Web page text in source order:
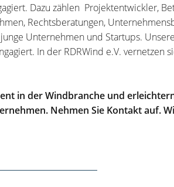
Dazu zählen Projektentwickler,
Rechtsberatungen,
Unternehmen und Startups.
In der RDRWind e.V. vernetzen
in der Windbranche und
Nehmen Sie Kontakt auf.